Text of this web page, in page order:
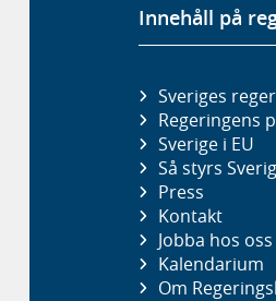
Innehåll på
Sveriges
Regeringens
Sverige i EU
Så styrs
Press
Kontakt
Jobba hos oss
Kalendarium
Om